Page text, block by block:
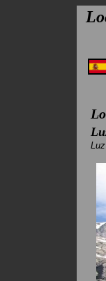
Luz